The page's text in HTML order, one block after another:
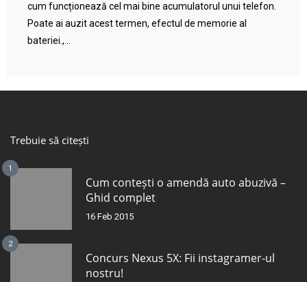
cum funcționează cel mai bine acumulatorul unui telefon.
Poate ai auzit acest termen, efectul de memorie al
bateriei.,...
Trebuie să citești
1
Cum contești o amendă auto abuzivă –
Ghid complet
16 Feb 2015
2
Concurs Nexus 5X: Fii instagramer-ul
nostru!